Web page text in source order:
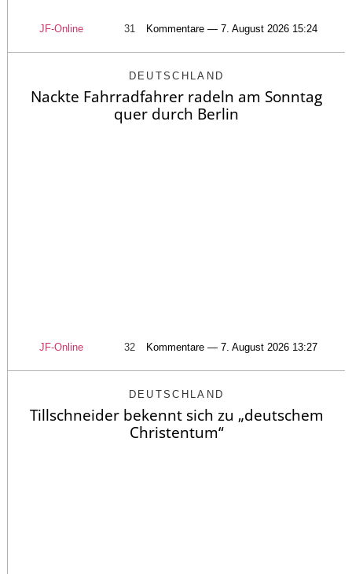
JF-Online 31 Kommentare — 7. August 2026 15:24
DEUTSCHLAND
Nackte Fahrradfahrer radeln am Sonntag
quer durch Berlin
JF-Online 32 Kommentare — 7. August 2026 13:27
DEUTSCHLAND
Tillschneider bekennt sich zu „deutschem
Christentum“